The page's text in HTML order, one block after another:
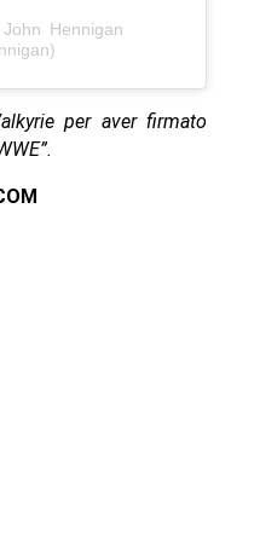
Hennigan
per aver firmato